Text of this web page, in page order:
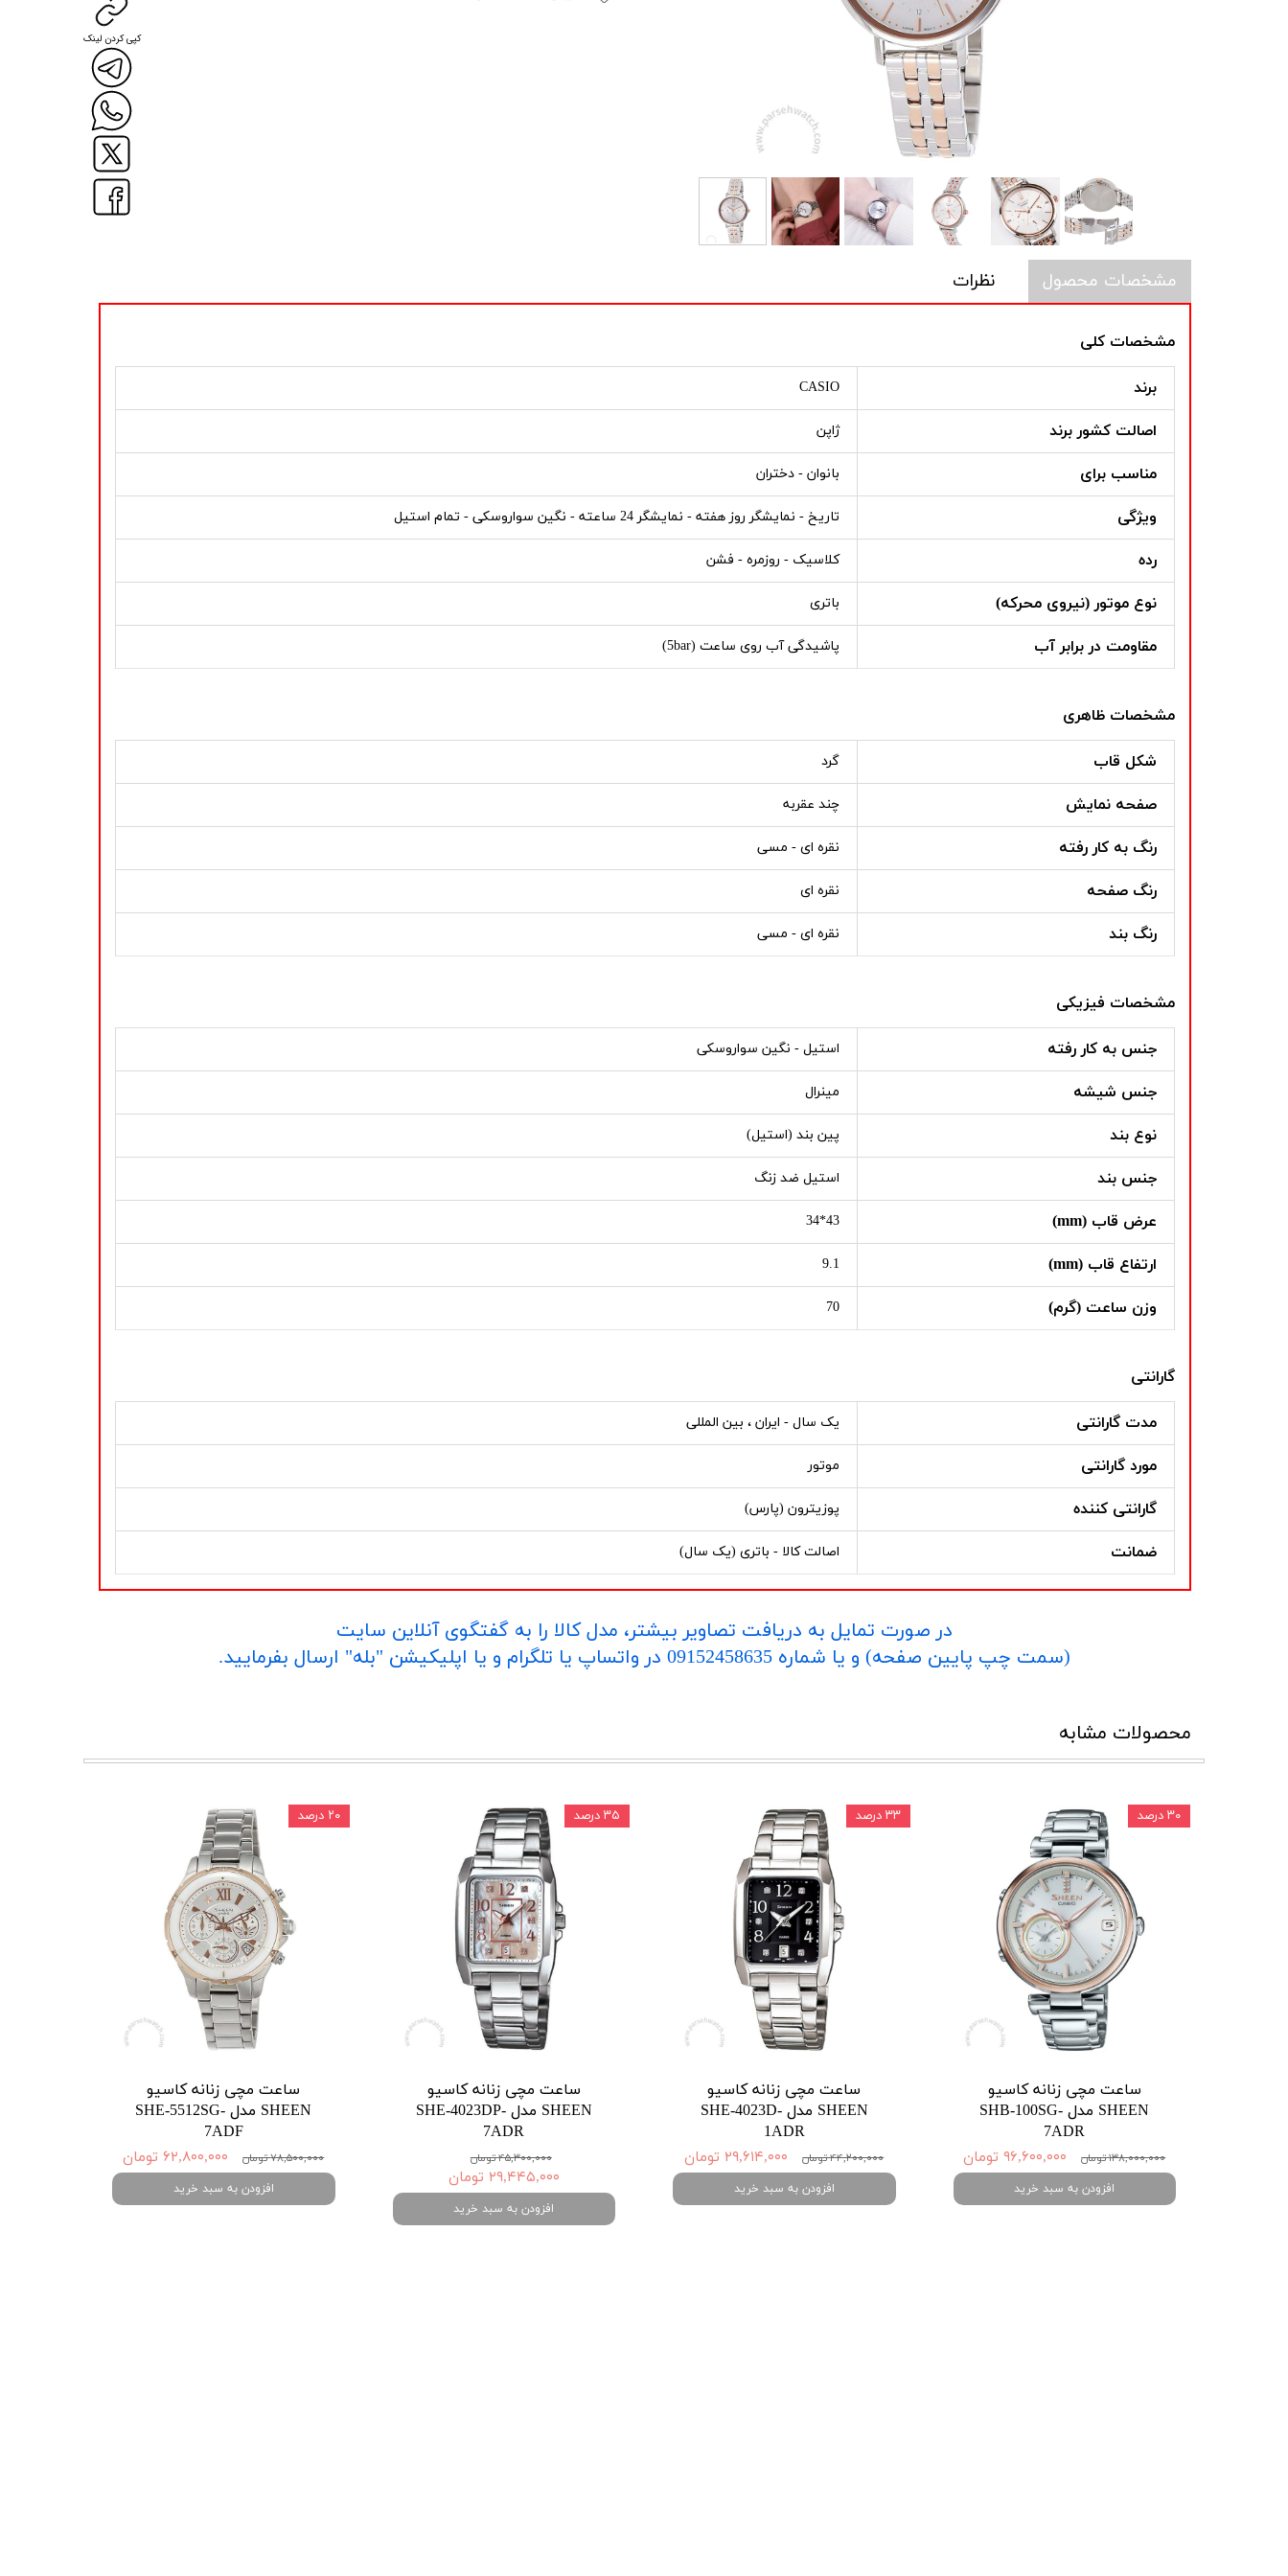
مشخصات محصول نظرات
مشخصات کلی
برند CASIO
اصالت کشور برند ژاپن
مناسب برای بانوان - دختران
ویژگی تاریخ - نمایشگر روز هفته - نمایشگر 24 ساعته - نگین سواروسکی - تمام استیل
رده کلاسیک - روزمره - فشن
نوع موتور (نیروی محرکه) باتری
مقاومت در برابر آب پاشیدگی آب روی ساعت (5bar)
مشخصات ظاهری
شکل قاب گرد
صفحه نمایش چند عقربه
رنگ به کار رفته نقره ای - مسی
رنگ صفحه نقره ای
رنگ بند نقره ای - مسی
مشخصات فیزیکی
جنس به کار رفته استیل - نگین سواروسکی
جنس شیشه مینرال
نوع بند پین بند (استیل)
جنس بند استیل ضد زنگ
عرض قاب (mm) 43*34
ارتفاع قاب (mm) 9.1
وزن ساعت (گرم) 70
گارانتی
مدت گارانتی یک سال - ایران ، بین المللی
مورد گارانتی موتور
گارانتی کننده پوزیترون (پارس)
ضمانت اصالت کالا - باتری (یک سال)
کپی کردن لینک
در صورت تمایل به دریافت تصاویر بیشتر، مدل کالا را به گفتگوی آنلاین سایت
​​​​​​​(سمت چپ پایین صفحه) و یا شماره 09152458635 در واتساپ یا تلگرام و یا اپلیکیشن "بله" ارسال بفرمایید.
محصولات مشابه
ساعت مچی زنانه کاسیو
SHEEN مدل SHB-100SG-
7ADR
۱۳۸,۰۰۰,۰۰۰ تومان ۹۶,۶۰۰,۰۰۰ تومان
افزودن به سبد خرید
۳۰ درصد
ساعت مچی زنانه کاسیو
SHEEN مدل SHE-4023D-
1ADR
۴۴,۲۰۰,۰۰۰ تومان ۲۹,۶۱۴,۰۰۰ تومان
افزودن به سبد خرید
۳۳ درصد
ساعت مچی زنانه کاسیو
SHEEN مدل SHE-4023DP-
7ADR
۴۵,۳۰۰,۰۰۰ تومان
۲۹,۴۴۵,۰۰۰ تومان
افزودن به سبد خرید
۳۵ درصد
ساعت مچی زنانه کاسیو
SHEEN مدل SHE-5512SG-
7ADF
۷۸,۵۰۰,۰۰۰ تومان ۶۲,۸۰۰,۰۰۰ تومان
افزودن به سبد خرید
۲۰ درصد